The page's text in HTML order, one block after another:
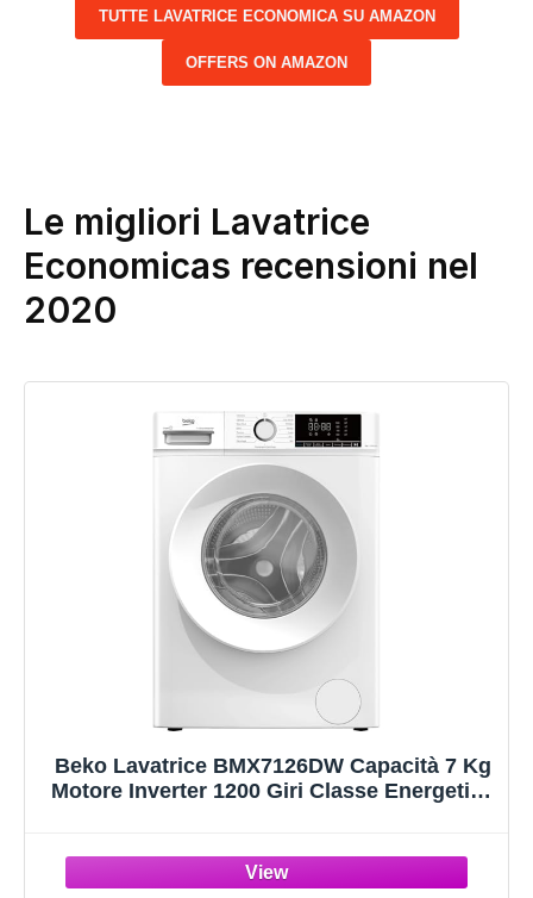
TUTTE LAVATRICE ECONOMICA SU AMAZON
OFFERS ON AMAZON
Le migliori Lavatrice
Economicas recensioni nel
2020
Beko Lavatrice BMX7126DW Capacità 7 Kg
Motore Inverter 1200 Giri Classe Energetica